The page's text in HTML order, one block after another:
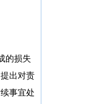
的损失
出对责
事宜处